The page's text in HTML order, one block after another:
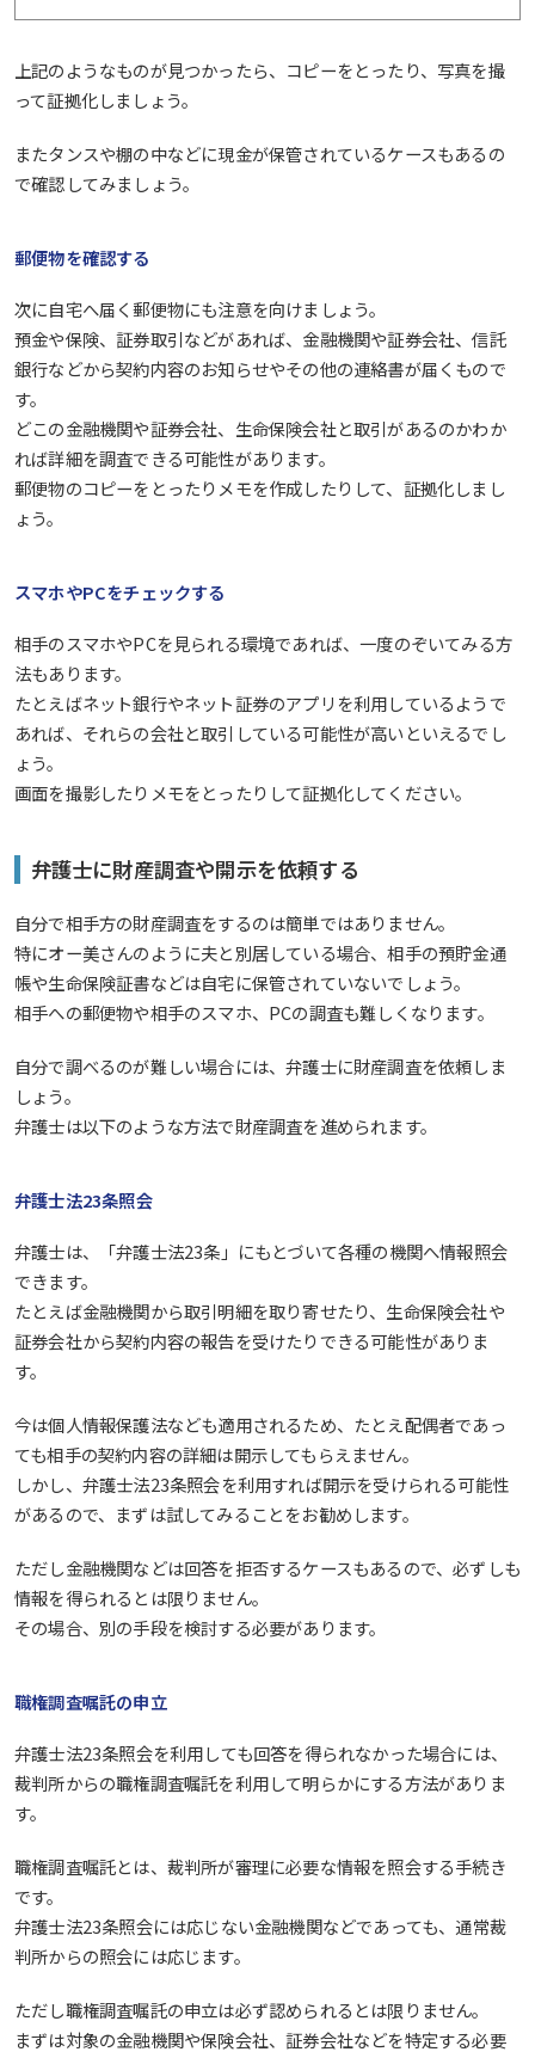
上記のようなものが見つかったら、コピーをとったり、写真を撮
って証拠化しましょう。
またタンスや棚の中などに現金が保管されているケースもあるの
で確認してみましょう。
郵便物を確認する
次に自宅へ届く郵便物にも注意を向けましょう。
預金や保険、証券取引などがあれば、金融機関や証券会社、信託
銀行などから契約内容のお知らせやその他の連絡書が届くもので
す。
どこの金融機関や証券会社、生命保険会社と取引があるのかわか
れば詳細を調査できる可能性があります。
郵便物のコピーをとったりメモを作成したりして、証拠化しまし
ょう。
スマホやPCをチェックする
相手のスマホやPCを見られる環境であれば、一度のぞいてみる方
法もあります。
たとえばネット銀行やネット証券のアプリを利用しているようで
あれば、それらの会社と取引している可能性が高いといえるでし
ょう。
画面を撮影したりメモをとったりして証拠化してください。
弁護士に財産調査や開示を依頼する
自分で相手方の財産調査をするのは簡単ではありません。
特にオー美さんのように夫と別居している場合、相手の預貯金通
帳や生命保険証書などは自宅に保管されていないでしょう。
相手への郵便物や相手のスマホ、PCの調査も難しくなります。
自分で調べるのが難しい場合には、弁護士に財産調査を依頼しま
しょう。
弁護士は以下のような方法で財産調査を進められます。
弁護士法23条照会
弁護士は、「弁護士法23条」にもとづいて各種の機関へ情報照会
できます。
たとえば金融機関から取引明細を取り寄せたり、生命保険会社や
証券会社から契約内容の報告を受けたりできる可能性がありま
す。
今は個人情報保護法なども適用されるため、たとえ配偶者であっ
ても相手の契約内容の詳細は開示してもらえません。
しかし、弁護士法23条照会を利用すれば開示を受けられる可能性
があるので、まずは試してみることをお勧めします。
ただし金融機関などは回答を拒否するケースもあるので、必ずしも
情報を得られるとは限りません。
その場合、別の手段を検討する必要があります。
職権調査嘱託の申立
弁護士法23条照会を利用しても回答を得られなかった場合には、
裁判所からの職権調査嘱託を利用して明らかにする方法がありま
す。
職権調査嘱託とは、裁判所が審理に必要な情報を照会する手続き
です。
弁護士法23条照会には応じない金融機関などであっても、通常裁
判所からの照会には応じます。
ただし職権調査嘱託の申立は必ず認められるとは限りません。
まずは対象の金融機関や保険会社、証券会社などを特定する必要